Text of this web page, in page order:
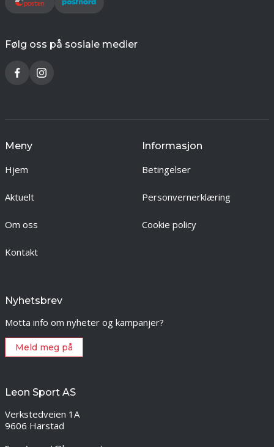
Følg oss på sosiale medier
Meny
Hjem
Aktuelt
Om oss
Kontakt
Informasjon
Betingelser
Personvernerklæring
Cookie policy
Nyhetsbrev
Motta info om nyheter og kampanjer?
Meld meg på
Leon Sport AS
Verkstedveien 1A
9606 Harstad